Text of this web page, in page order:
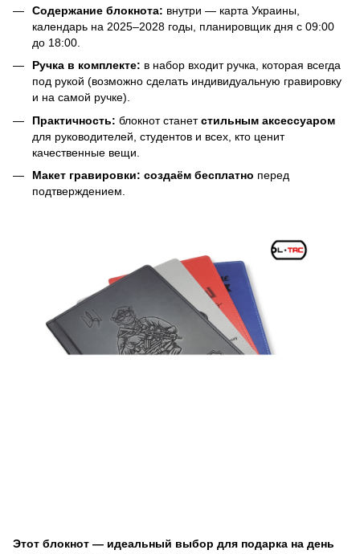
Содержание блокнота: внутри — карта Украины,
календарь на 2025–2028 годы, планировщик дня с 09:00
до 18:00.
Ручка в комплекте: в набор входит ручка, которая всегда
под рукой (возможно сделать индивидуальную гравировку
и на самой ручке).
Практичность: блокнот станетстильным аксессуаром
для руководителей, студентов и всех, кто ценит
качественные вещи.
Макет гравировки: создаём бесплатно перед
подтверждением.
Этот блокнот — идеальный выбор для подарка на день